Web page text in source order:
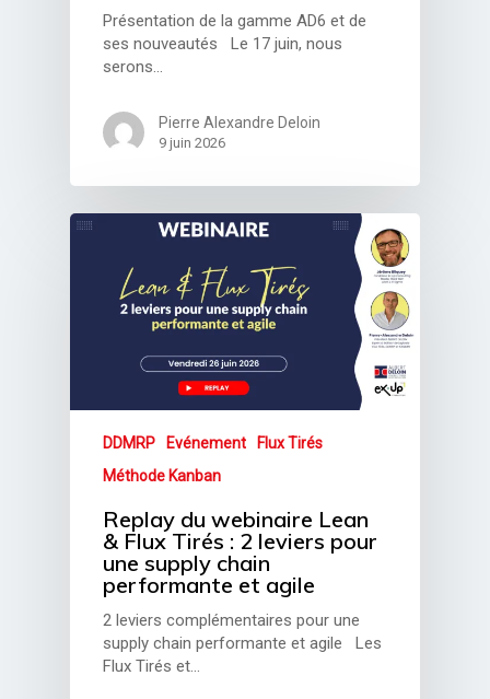
Présentation de la gamme AD6 et de
ses nouveautés Le 17 juin, nous
serons…
Pierre Alexandre Deloin
9 juin 2026
DDMRP Evénement
Flux Tirés
Méthode Kanban
Replay du webinaire Lean
& Flux Tirés : 2 leviers pour
une supply chain
performante et agile
2 leviers complémentaires pour une
supply chain performante et agile Les
Flux Tirés et…